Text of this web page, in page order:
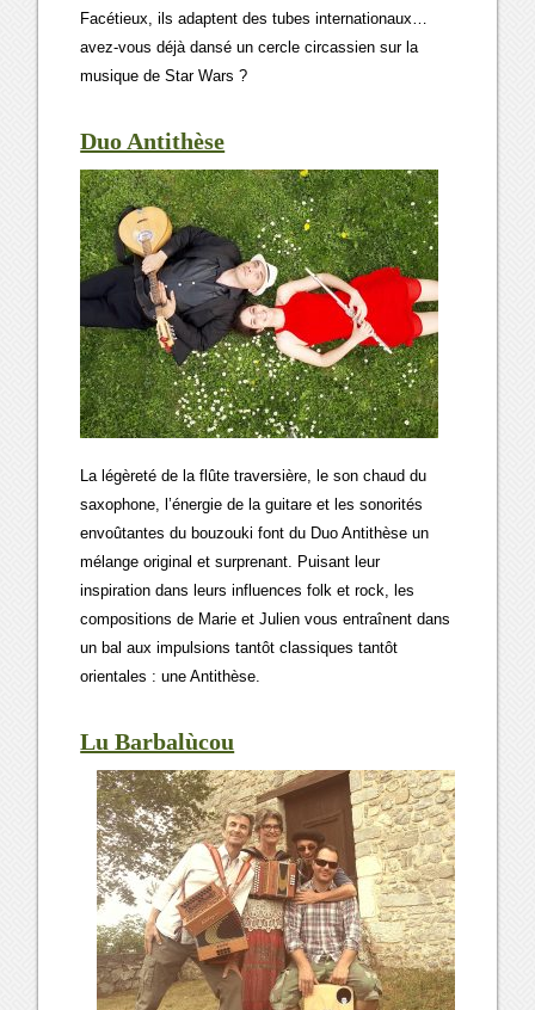
Facétieux, ils adaptent des tubes internationaux…
avez-vous déjà dansé un cercle circassien sur la
musique de Star Wars ?
Duo Antithèse
La légèreté de la flûte traversière, le son chaud du
saxophone, l’énergie de la guitare et les sonorités
envoûtantes du bouzouki font du Duo Antithèse un
mélange original et surprenant. Puisant leur
inspiration dans leurs influences folk et rock, les
compositions de Marie et Julien vous entraînent dans
un bal aux impulsions tantôt classiques tantôt
orientales : une Antithèse.
Lu Barbalùcou